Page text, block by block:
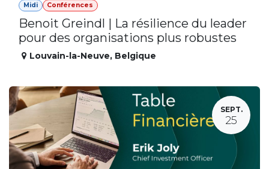
Midi Conférences
Benoit Greindl | La résilience du leader
pour des organisations plus robustes
Louvain-la-Neuve, Belgique
SEPT.
25